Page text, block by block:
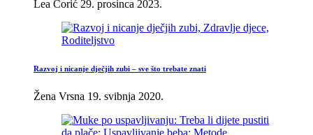
Lea Čorić 29. prosinca 2023.
Razvoj i nicanje dječjih zubi – sve što trebate znati
Žena Vrsna 19. svibnja 2020.